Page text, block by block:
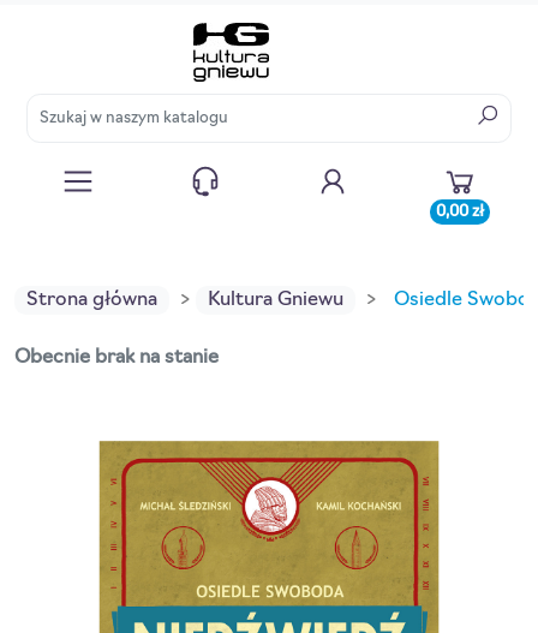
0,00 zł
Strona główna Kultura Gniewu Osiedle
Obecnie brak na stanie